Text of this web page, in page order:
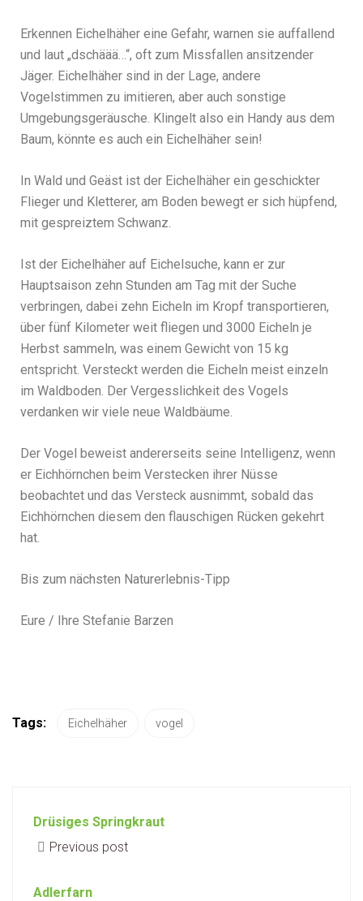
Erkennen Eichelhäher eine Gefahr, warnen sie auffallend
und laut „dschäää…“, oft zum Missfallen ansitzender
Jäger. Eichelhäher sind in der Lage, andere
Vogelstimmen zu imitieren, aber auch sonstige
Umgebungsgeräusche. Klingelt also ein Handy aus dem
Baum, könnte es auch ein Eichelhäher sein!
In Wald und Geäst ist der Eichelhäher ein geschickter
Flieger und Kletterer, am Boden bewegt er sich hüpfend,
mit gespreiztem Schwanz.
Ist der Eichelhäher auf Eichelsuche, kann er zur
Hauptsaison zehn Stunden am Tag mit der Suche
verbringen, dabei zehn Eicheln im Kropf transportieren,
über fünf Kilometer weit fliegen und 3000 Eicheln je
Herbst sammeln, was einem Gewicht von 15 kg
entspricht. Versteckt werden die Eicheln meist einzeln
im Waldboden. Der Vergesslichkeit des Vogels
verdanken wir viele neue Waldbäume.
Der Vogel beweist andererseits seine Intelligenz, wenn
er Eichhörnchen beim Verstecken ihrer Nüsse
beobachtet und das Versteck ausnimmt, sobald das
Eichhörnchen diesem den flauschigen Rücken gekehrt
hat.
Bis zum nächsten Naturerlebnis-Tipp
Eure / Ihre Stefanie Barzen
Tags: Eichelhäher vogel
Drüsiges Springkraut
Previous post
Adlerfarn